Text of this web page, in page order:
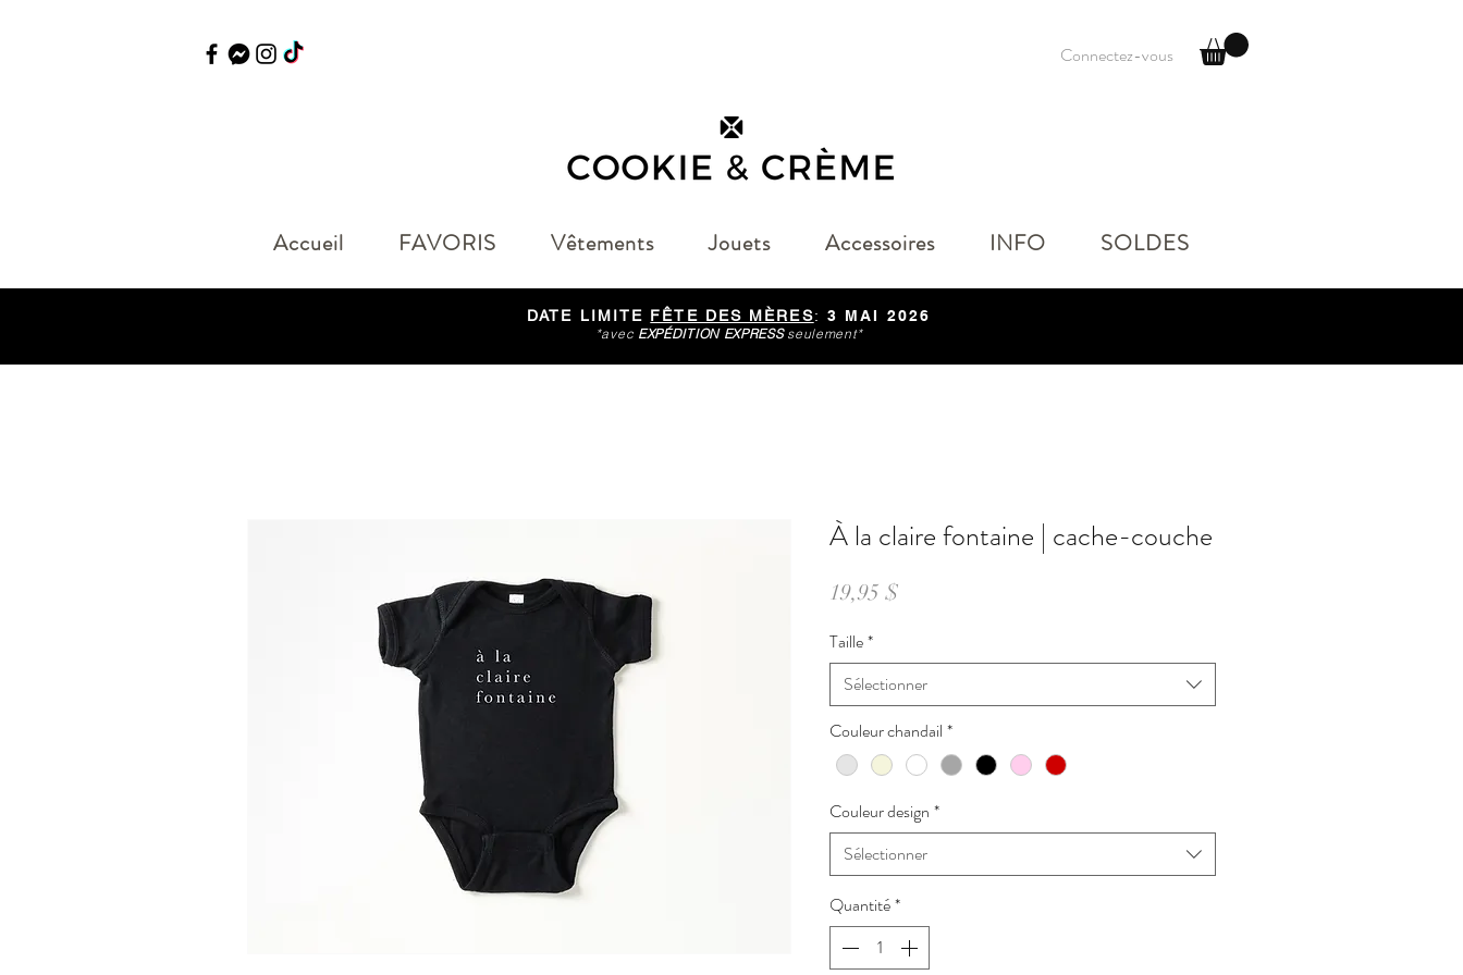
Connectez-vous
Accueil FAVORIS Vêtements Jouets Accessoires INFO SOLDES
DATE LIMITE FÊTE DES MÈRES: 3 MAI 2026
*avec EXPÉDITION EXPRESSseulement*
À la claire fontaine | cache-couche
19,95 $
Taille*
Sélectionner
Couleur chandail *
Couleur design *
Sélectionner
Quantité*